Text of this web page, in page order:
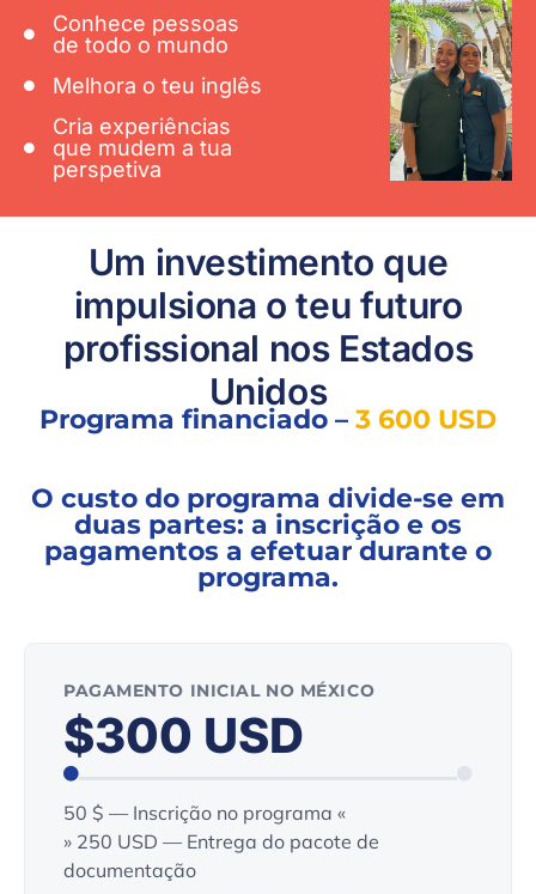
Conhece pessoas
de todo o mundo
Melhora o teu inglês
Cria experiências
que mudem a tua
perspetiva
Um investimento que
impulsiona o teu futuro
profissional nos Estados
Unidos
Programa financiado – 3 600 USD
O custo do programa divide-se em
duas partes: a inscrição e os
pagamentos a efetuar durante o
programa.
PAGAMENTO INICIAL NO MÉXICO
$300 USD
50 $ — Inscrição no programa «
» 250 USD — Entrega do pacote de
documentação